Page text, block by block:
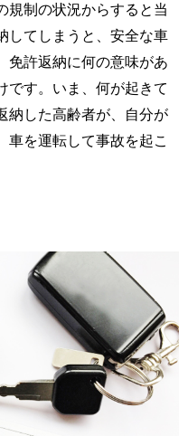
規制の状況からすると当
してしまうと、安全な車
免許返納に何の意味があ
です。いま、何が起きて
した高齢者が、自分が
車を運転して事故を起こ